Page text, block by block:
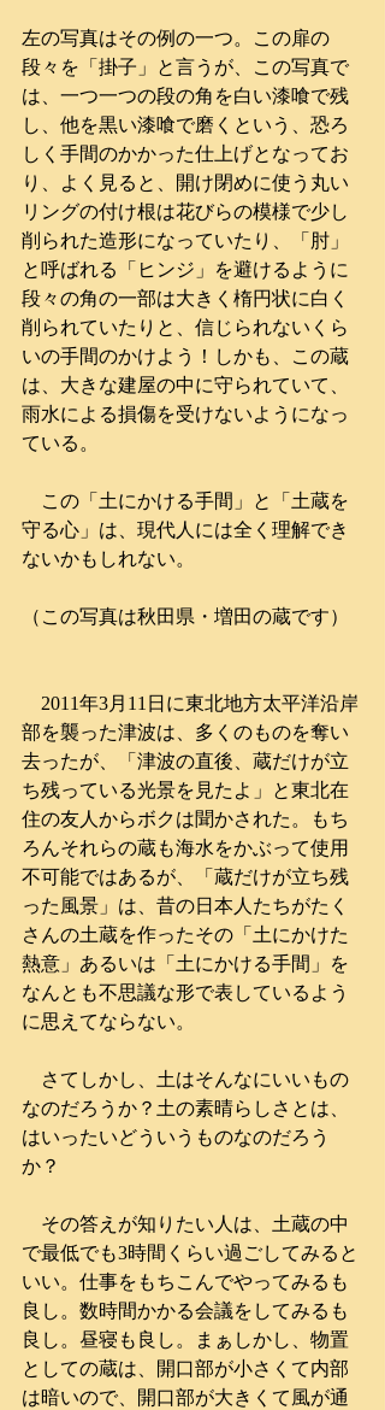
左の写真はその例の一つ。この扉の
段々を「掛子」と言うが、この写真で
は、一つ一つの段の角を白い漆喰で残
し、他を黒い漆喰で磨くという、恐ろ
しく手間のかかった仕上げとなってお
り、よく見ると、開け閉めに使う丸い
リングの付け根は花びらの模様で少し
削られた造形になっていたり、「肘」
と呼ばれる「ヒンジ」を避けるように
段々の角の一部は大きく楕円状に白く
削られていたりと、信じられないくら
いの手間のかけよう！しかも、この蔵
は、大きな建屋の中に守られていて、
雨水による損傷を受けないようになっ
ている。
この「土にかける手間」と「土蔵を
守る心」は、現代人には全く理解でき
ないかもしれない。
（この写真は秋田県・増田の蔵です）
2011年3月11日に東北地方太平洋沿岸
部を襲った津波は、多くのものを奪い
去ったが、「津波の直後、蔵だけが立
ち残っている光景を見たよ」と東北在
住の友人からボクは聞かされた。もち
ろんそれらの蔵も海水をかぶって使用
不可能ではあるが、「蔵だけが立ち残
った風景」は、昔の日本人たちがたく
さんの土蔵を作ったその「土にかけた
熱意」あるいは「土にかける手間」を
なんとも不思議な形で表しているよう
に思えてならない。
さてしかし、土はそんなにいいもの
なのだろうか？土の素晴らしさとは、
はいったいどういうものなのだろう
か？
その答えが知りたい人は、土蔵の中
で最低でも3時間くらい過ごしてみると
いい。仕事をもちこんでやってみるも
良し。数時間かかる会議をしてみるも
良し。昼寝も良し。まぁしかし、物置
としての蔵は、開口部が小さくて内部
は暗いので、開口部が大きくて風が通